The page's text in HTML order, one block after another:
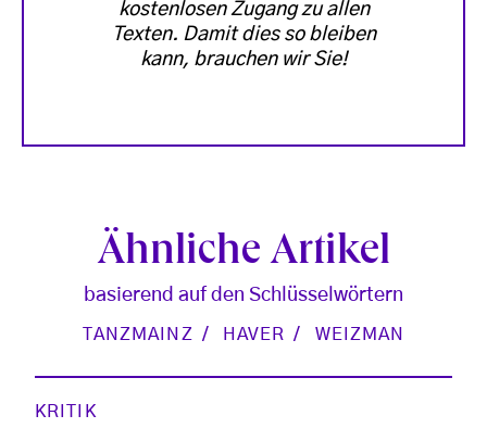
kostenlosen Zugang zu allen
Texten. Damit dies so bleiben
kann, brauchen wir Sie!
Ähnliche Artikel
basierend auf den Schlüsselwörtern
TANZMAINZ HAVER WEIZMAN
KRITIK